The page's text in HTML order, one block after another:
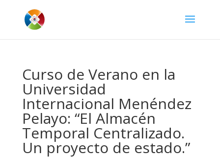
Curso de Verano en la
Universidad
Internacional Menéndez
Pelayo: “El Almacén
Temporal Centralizado.
Un proyecto de estado.”